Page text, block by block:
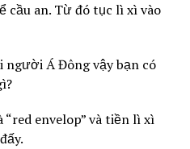
cầu an. Từ đó tục lì xì vào
Á Đông vậy bạn có
envelop” và tiền lì xì